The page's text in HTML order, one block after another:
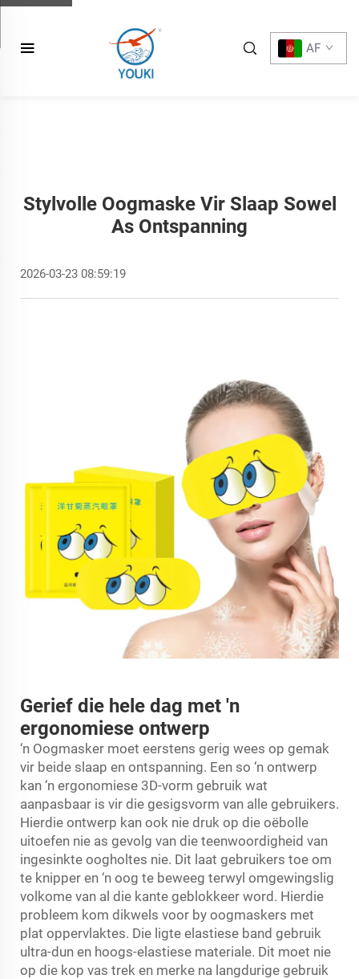
AF
Stylvolle Oogmaske Vir Slaap Sowel
As Ontspanning
2026-03-23 08:59:19
Gerief die hele dag met 'n
ergonomiese ontwerp
‘n Oogmasker moet eerstens gerig wees op gemak
vir beide slaap en ontspanning. Een so ‘n ontwerp
kan ‘n ergonomiese 3D-vorm gebruik wat
aanpasbaar is vir die gesigsvorm van alle gebruikers.
Hierdie ontwerp kan ook nie druk op die oëbolle
uitoefen nie as gevolg van die teenwoordigheid van
ingesinkte oogholtes nie. Dit laat gebruikers toe om
te knipper en ‘n oog te beweeg terwyl omgewingslig
volkome van al die kante geblokkeer word. Hierdie
probleem kom dikwels voor by oogmaskers met
plat oppervlaktes. Die ligte elastiese band gebruik
ultra-dun en hoogs-elastiese materiale. Dit moet nie
op die kop vas trek en merke na langdurige gebruik